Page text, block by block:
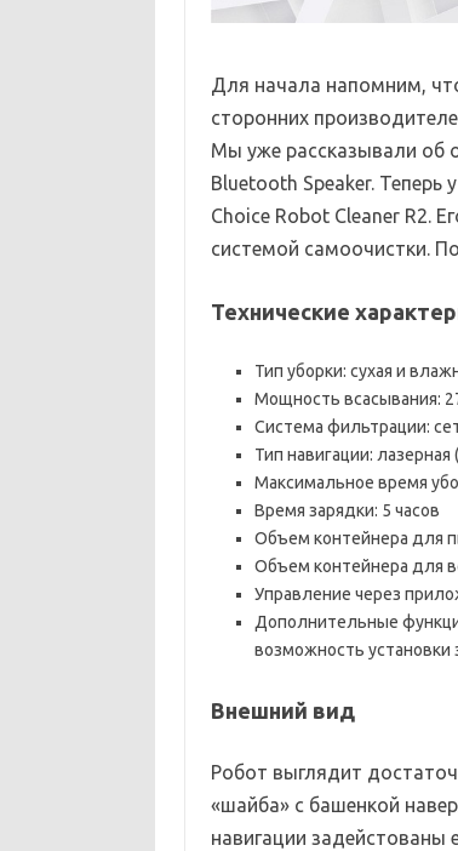
Для начала напомним,
сторонних
Мы уже рассказывали об
Bluetooth Speaker. Теперь
Choice Robot Cleaner R2.
системой самоочистки.
Технические
Тип уборки: сухая и
Мощность всасывания:
Система фильтрации:
Тип навигации: лазерная
Максимальное время
Время зарядки: 5 часов
Объем контейнера для
Объем контейнера для
Управление через
Дополнительные
возможность установки
Внешний вид
Робот выглядит
«шайба» с башенкой
навигации